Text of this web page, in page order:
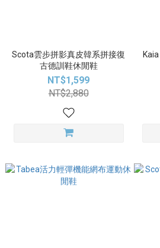
Scota雲步拼影真皮韓系拼接復
古德訓鞋休閒鞋
NT$1,599
NT$2,880